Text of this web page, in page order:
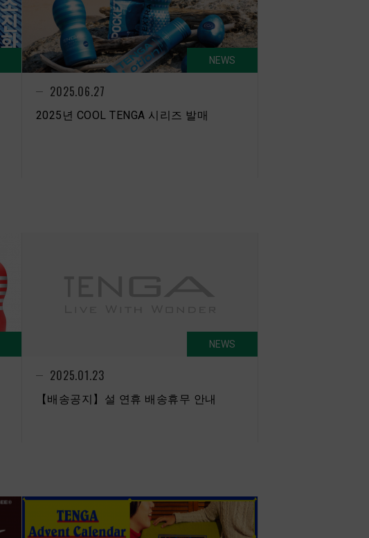
NEWS
2025.06.27
2025년 COOL TENGA 시리즈 발매
NEWS
2025.01.23
【배송공지】설 연휴 배송휴무 안내